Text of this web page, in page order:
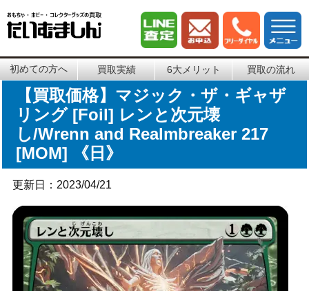
初めての方へ 買取実績 6大メリット 買取の流れ
【買取価格】マジック・ザ・ギャザ
リング [Foil] レンと次元壊
し/Wrenn and Realmbreaker 217
[MOM] 《日》
更新日：2023/04/21